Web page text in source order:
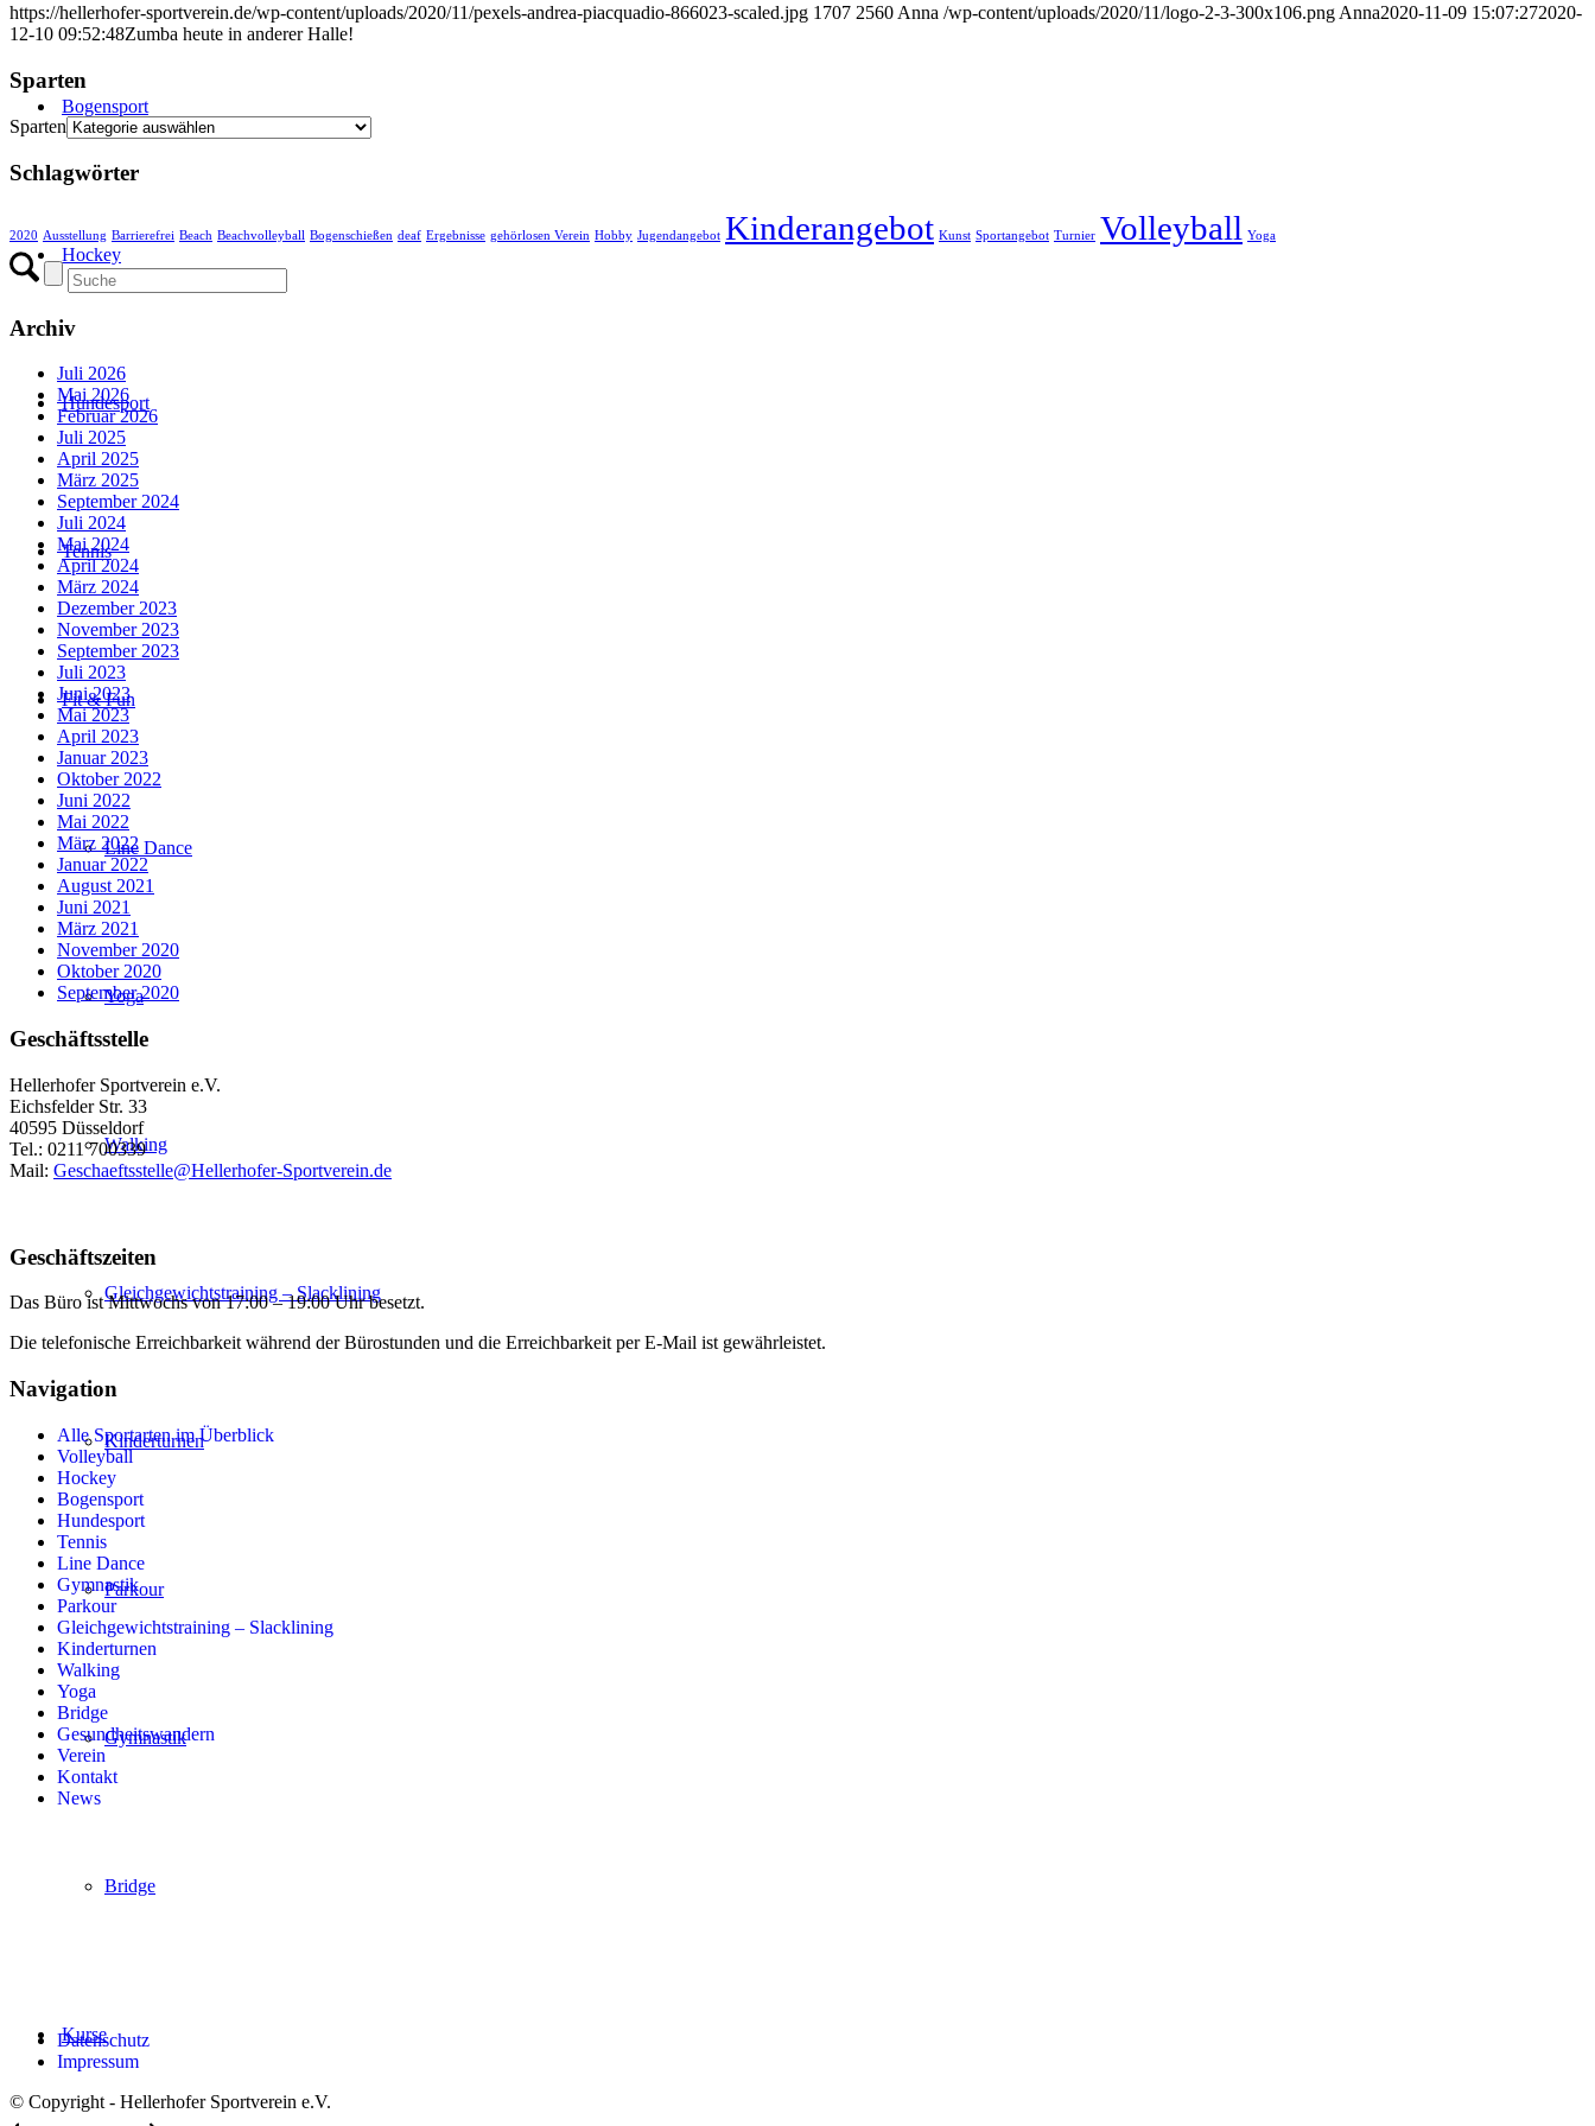
Bogensport
Hockey
Hundesport
Tennis
Fit & Fun
Line Dance
Yoga
Walking
Gleichgewichtstraining – Slacklining
Kinderturnen
Parkour
Gymnastik
Bridge
Kurse
https://hellerhofer-sportverein.de/wp-content/uploads/2020/11/pexels-andrea-piacquadio-866023-scaled.jpg 1707 2560 Anna /wp-content/uploads/2020/11/logo-2-3-300x106.png Anna2020-11-09 15:07:272020-
12-10 09:52:48Zumba heute in anderer Halle!
Sparten
Sparten
Schlagwörter
2020 Ausstellung Barrierefrei Beach Beachvolleyball Bogenschießen deaf Ergebnisse gehörlosen Verein Hobby Jugendangebot Kinderangebot Kunst Sportangebot Turnier Volleyball Yoga
Archiv
Juli 2026
Mai 2026
Februar 2026
Juli 2025
April 2025
März 2025
September 2024
Juli 2024
Mai 2024
April 2024
März 2024
Dezember 2023
November 2023
September 2023
Juli 2023
Juni 2023
Mai 2023
April 2023
Januar 2023
Oktober 2022
Juni 2022
Mai 2022
März 2022
Januar 2022
August 2021
Juni 2021
März 2021
November 2020
Oktober 2020
September 2020
Geschäftsstelle
Hellerhofer Sportverein e.V.
Eichsfelder Str. 33
40595 Düsseldorf
Tel.: 0211 700339
Mail: Geschaeftsstelle@Hellerhofer-Sportverein.de
Geschäftszeiten
Das Büro ist Mittwochs von 17:00 – 19:00 Uhr besetzt.
Die telefonische Erreichbarkeit während der Bürostunden und die Erreichbarkeit per E-Mail ist gewährleistet.
Navigation
Alle Sportarten im Überblick
Volleyball
Hockey
Bogensport
Hundesport
Tennis
Line Dance
Gymnastik
Parkour
Gleichgewichtstraining – Slacklining
Kinderturnen
Walking
Yoga
Bridge
Gesundheitswandern
Verein
Kontakt
News
Datenschutz
Impressum
© Copyright - Hellerhofer Sportverein e.V.